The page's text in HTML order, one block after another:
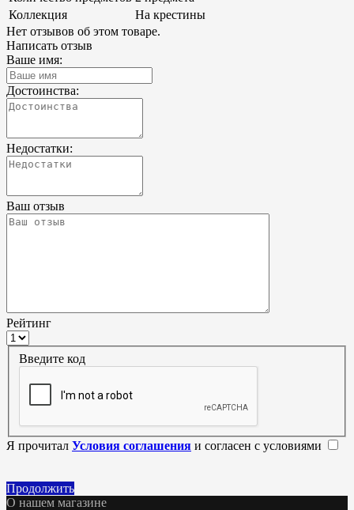
Коллекция
На крестины
Нет отзывов об этом товаре.
Написать отзыв
Ваше имя:
Достоинства:
Недостатки:
Ваш отзыв
Рейтинг
Введите код
Я прочитал Условия соглашения и согласен с условиями
Продолжить
О нашем магазине